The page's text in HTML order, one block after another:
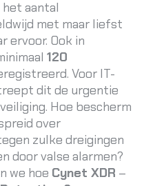
aantal
met maar liefst
ervoor. Ook in
120
. Voor IT-
dit de urgentie
Hoe bescherm
over
zulke dreigingen
door valse alarmen?
we hoe Cynet XDR –